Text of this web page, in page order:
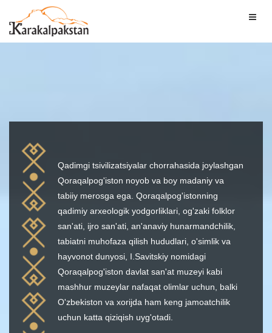
Qadimgi tsivilizatsiyalar chorrahasida joylashgan
Qoraqalpog'iston noyob va boy madaniy va
tabiiy merosga ega. Qoraqalpog'istonning
qadimiy arxeologik yodgorliklari, og'zaki folklor
san'ati, ijro san'ati, an'anaviy hunarmandchilik,
tabiatni muhofaza qilish hududlari, o'simlik va
hayvonot dunyosi, I.Savitskiy nomidagi
Qoraqalpog'iston davlat san'at muzeyi kabi
mashhur muzeylar nafaqat olimlar uchun, balki
O'zbekiston va xorijda ham keng jamoatchilik
uchun katta qiziqish uyg'otadi.